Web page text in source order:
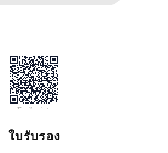
ใบรับรอง